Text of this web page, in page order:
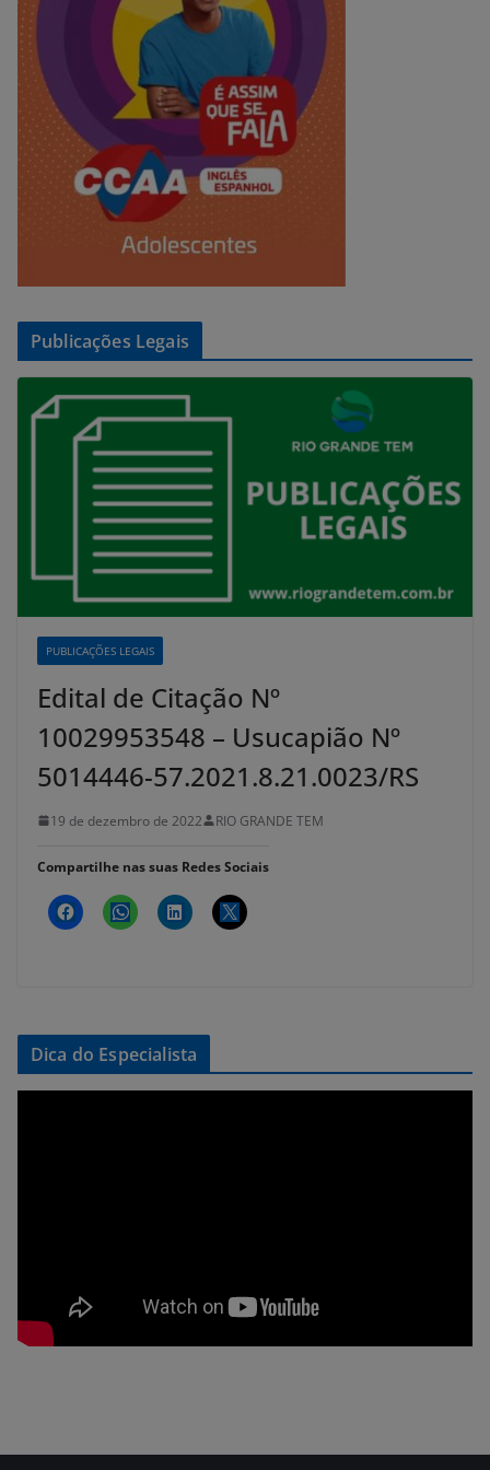
Publicações Legais
PUBLICAÇÕES LEGAIS
Edital de Citação Nº
10029953548 – Usucapião Nº
5014446-57.2021.8.21.0023/RS
19 de dezembro de 2022 RIO GRANDE TEM
Compartilhe nas suas Redes Sociais
Dica do Especialista